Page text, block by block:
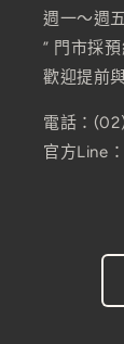
週一～週
” 門市採預
歡迎提前
電話：
官方Line